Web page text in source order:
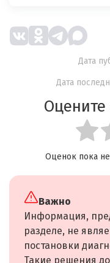
Дата
Дата
Оцените
Оценок пока
Важно
Информация,
разделе, не
постановки
Такие решения